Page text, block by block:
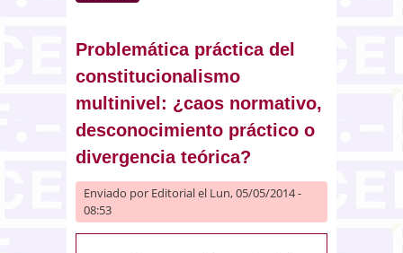
Problemática práctica del
constitucionalismo
multinivel: ¿caos normativo,
desconocimiento práctico o
divergencia teórica?
Enviado por Editorialel Lun, 05/05/2014 -
08:53